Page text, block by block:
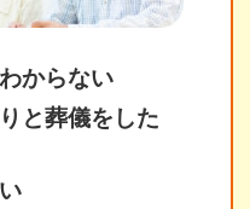
からない
と葬儀をした